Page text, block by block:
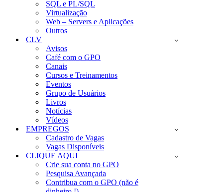
SQL e PL/SQL
Virtualização
Web – Servers e Aplicações
Outros
CLV
Avisos
Café com o GPO
Canais
Cursos e Treinamentos
Eventos
Grupo de Usuários
Livros
Notícias
Vídeos
EMPREGOS
Cadastro de Vagas
Vagas Disponíveis
CLIQUE AQUI
Crie sua conta no GPO
Pesquisa Avançada
Contribua com o GPO (não é